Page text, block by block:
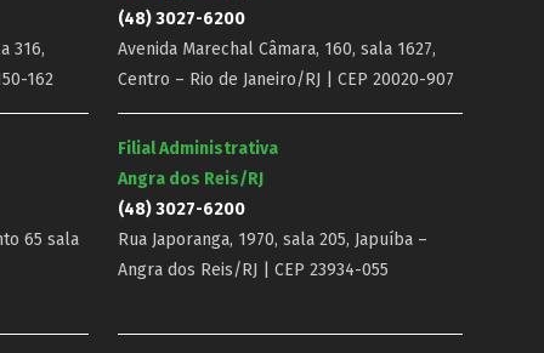
316,
162
65 sala
(48) 3027-6200
Avenida Marechal Câmara, 160, sala 1627,
Centro – Rio de Janeiro/RJ | CEP 20020-907
Filial Administrativa
Angra dos Reis/RJ
(48) 3027-6200
Rua Japoranga, 1970, sala 205, Japuíba –
Angra dos Reis/RJ | CEP 23934-055